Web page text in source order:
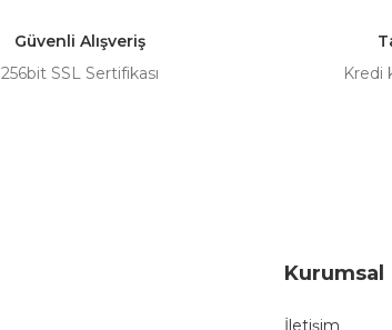
Gönder
Güvenli Alışveriş
256bit SSL Sertifikası
Kredi
Kurumsal
İletişim